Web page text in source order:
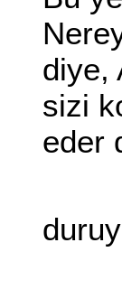
diye,
sizi
eder
Bu
-